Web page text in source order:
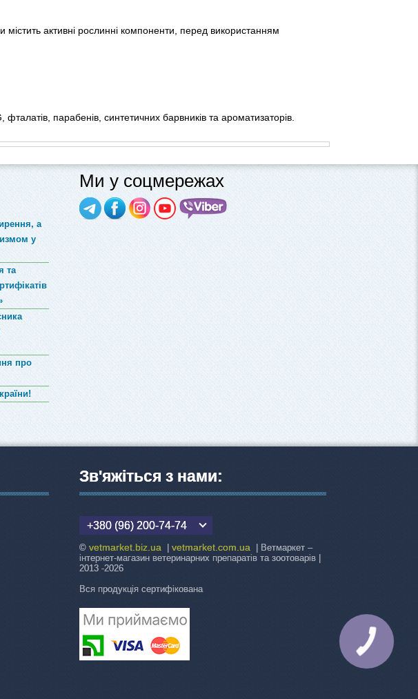
активні рослинні компоненти, перед використанням
парабенів, синтетичних барвників та ароматизаторів.
а
у
та
про
Ми у соцмережах
Зв'яжіться з нами:
+380 (96) 200-74-74
©vetmarket.biz.ua |vetmarket.com.ua | Ветмаркет –
інтернет-магазин ветеринарних препаратів та зоотоварів |
2013 -2026
Вся продукція сертифікована
КНОПКА
ЗВ'ЯЗКУ